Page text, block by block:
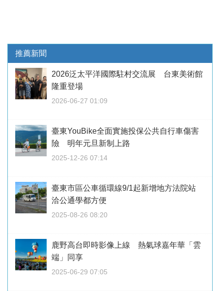
推薦新聞
2026泛太平洋國際駐村交流展 台東美術館
隆重登場
2026-06-27 01:09
臺東YouBike全面實施投保公共自行車傷害
險 明年元旦新制上路
2025-12-26 07:14
臺東市區公車循環線9/1起新增地方法院站
洽公通學都方便
2025-08-26 08:20
鹿野高台即時影像上線 熱氣球嘉年華「雲
端」同享
2025-06-29 07:05